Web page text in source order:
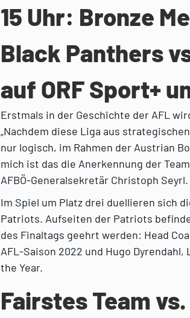
15 Uhr: Bronze
Black Panthers
auf ORF Sport+
Erstmals in der Geschichte der AFL
„Nachdem diese Liga aus
nur logisch, im Rahmen der Austrian
mich ist das die Anerkennung der
AFBÖ-Generalsekretär Christoph Seyrl.
Im Spiel um Platz drei duellieren sich
Patriots. Aufseiten der Patriots
des Finaltags geehrt werden: Head
AFL-Saison 2022 und Hugo
the Year.
Fairstes Team